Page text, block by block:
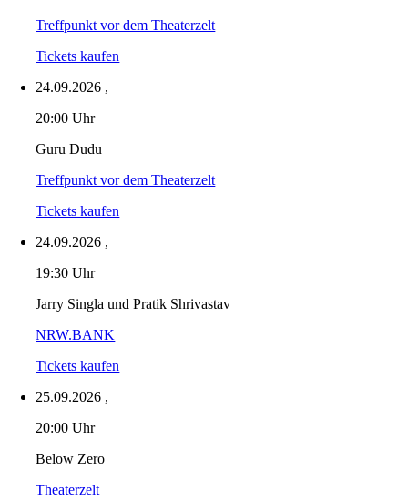
Treffpunkt vor dem Theaterzelt
Tickets kaufen
24.09.2026 ,
20:00 Uhr
Guru Dudu
Treffpunkt vor dem Theaterzelt
Tickets kaufen
24.09.2026 ,
19:30 Uhr
Jarry Singla und Pratik Shrivastav
NRW.BANK
Tickets kaufen
25.09.2026 ,
20:00 Uhr
Below Zero
Theaterzelt